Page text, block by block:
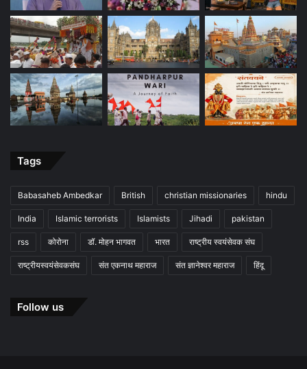
Tags
Babasaheb Ambedkar British christian missionaries hindu
India Islamic terrorists Islamists Jihadi pakistan
rss कोरोना डॉ. मोहन भागवत भारत राष्ट्रीय स्वयंसेवक संघ
राष्ट्रीयस्वयंसेवकसंघ संत एकनाथ महाराज संत ज्ञानेश्वर महाराज हिंदू
Follow us